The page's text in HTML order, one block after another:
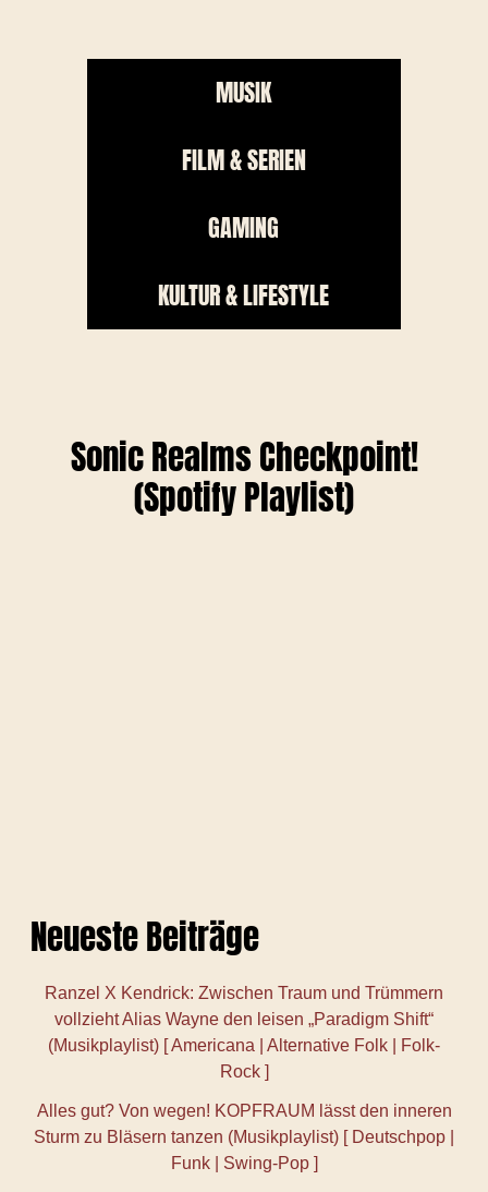
MUSIK
FILM & SERIEN
GAMING
KULTUR & LIFESTYLE
Sonic Realms Checkpoint!
(Spotify Playlist)
Neueste Beiträge
Ranzel X Kendrick: Zwischen Traum und Trümmern
vollzieht Alias Wayne den leisen „Paradigm Shift“
(Musikplaylist) [ Americana | Alternative Folk | Folk-
Rock ]
Alles gut? Von wegen! KOPFRAUM lässt den inneren
Sturm zu Bläsern tanzen (Musikplaylist) [ Deutschpop |
Funk | Swing-Pop ]